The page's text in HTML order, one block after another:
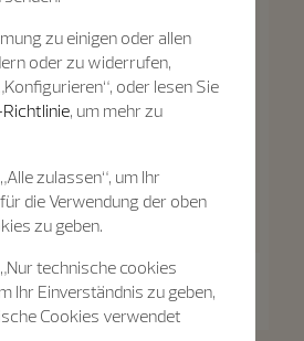
Traditionnelle
Traditionnelle Handaufzug
33 mm - Roségold
zu einigen oder allen
oder zu widerrufen,
oder lesen Sie
, um mehr zu
zulassen“, um Ihr
die Verwendung der oben
zu geben.
technische cookies
Ihr Einverständnis zu geben,
Cookies verwendet